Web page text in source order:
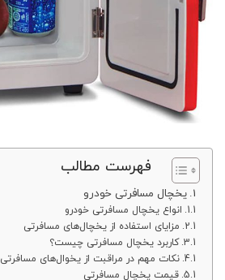
فهرست مطالب
یخچال مسافرتی خودرو
انواع یخچال مسافرتی خودرو
مزایای استفاده از یخچال‌های مسافرتی
کاربرد یخچال مسافرتی چیست؟
نکات مهم در مراقبت از یخوال‌های مسافرتی
قیمت یخچال مسافرتی